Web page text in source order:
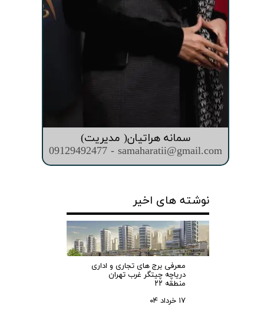
سمانه هراتیان( مدیریت)
09129492477 - samaharatii@gmail.com
نوشته های اخیر
معرفی برج های تجاری و اداری
دریاچه چیتگر غرب تهران
منطقه ۲۲
۱۷ خرداد ۰۴